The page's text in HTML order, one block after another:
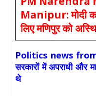
Manipur: मोदी
लिए मणिपुर को
Politics news
सरकारों में अपराधी और
थे